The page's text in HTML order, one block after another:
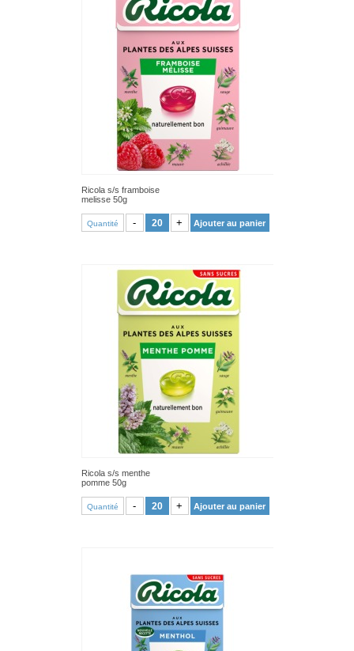
Ricola s/s framboise
melisse 50g
Quantité - + Ajouter au panier
Ricola s/s menthe
pomme 50g
Quantité - + Ajouter au panier